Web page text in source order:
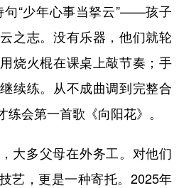
句“少年心事当拏云”——孩子
之志。没有乐器，他们就轮
烧火棍在课桌上敲节奏；手
续练。从不成曲调到完整合
会第一首歌《向阳花》。
大多父母在外务工。对他们
艺，更是一种寄托。2025年